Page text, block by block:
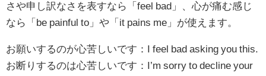
さや申し訳なさを表すなら「feel bad」、心が痛む感じ
なら「be painful to」や「it pains me」が使えます。
お願いするのが心苦しいです：I feel bad asking you this.
お断りするのは心苦しいです：I’m sorry to decline your